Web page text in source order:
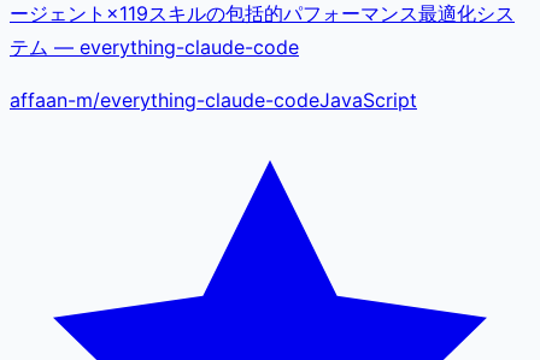
ージェント×119スキルの包括的パフォーマンス最適化シス
テム — everything-claude-code
affaan-m/everything-claude-codeJavaScript